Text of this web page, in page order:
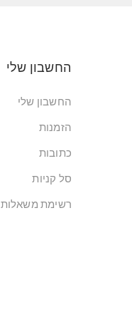
החשבון שלי
החשבון שלי
הזמנות
כתובות
סל קניות
רשימת משאלות